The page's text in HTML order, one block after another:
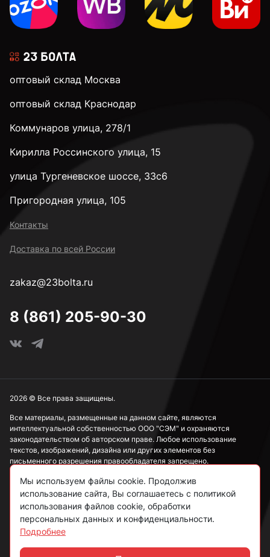
оптовый склад Москва
оптовый склад Краснодар
Коммунаров улица, 278/1
Кирилла Россинского улица, 15
улица Тургеневское шоссе, 33с6
Пригородная улица, 105
Контакты
Доставка по всей России
zakaz@23bolta.ru
8 (861) 205-90-30
Все материалы, размещенные на данном сайте, являются
интеллектуальной собственностью ООО "СЭМ" и охраняются
законодательством об авторском праве. Любое использование
текстов, изображений, дизайна или других элементов без
письменного разрешения правообладателя запрещено.
Информация, представленная на сайте, носит исключительно
ознакомительный характер и не может рассматриваться как
публичная оферта в соответствии со ст. 437 ГК РФ.
Политика конфиденциальности
Согласие на обработку данных
2026 © Все права защищены.
Мы используем файлы cookie. Продолжив
использование сайта, Вы соглашаетесь с политикой
использования файлов cookie, обработки
персональных данных и конфиденциальности.
Подробнее